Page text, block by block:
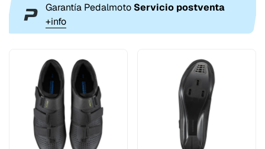
Garantía Pedalmoto Servicio postventa
+info